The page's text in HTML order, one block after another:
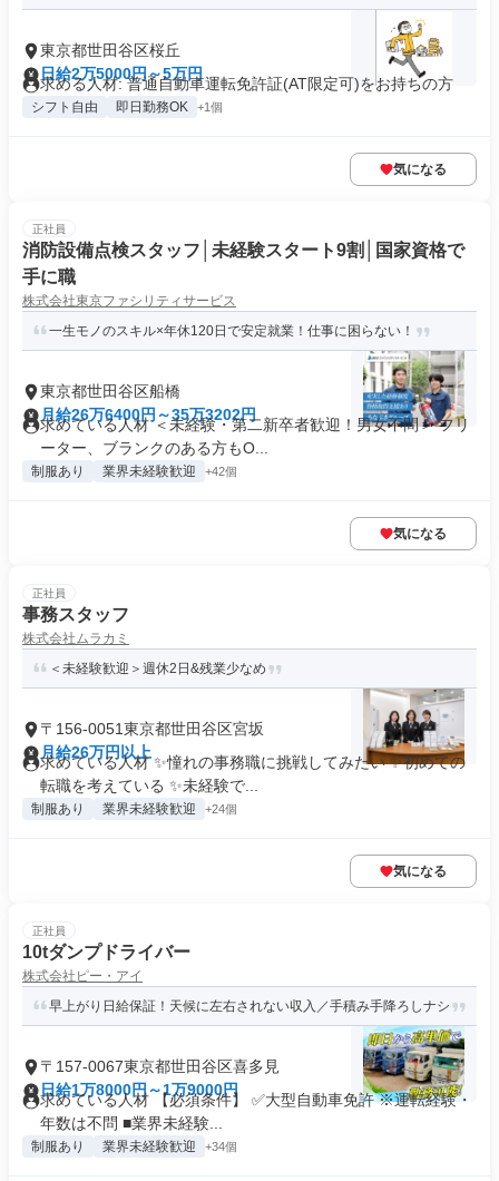
東京都世田谷区桜丘
日給2万5000円～5万円
求める人材: 普通自動車運転免許証(AT限定可)をお持ちの方
シフト自由 即日勤務OK +1個
気になる
正社員
消防設備点検スタッフ│未経験スタート9割│国家資格で
手に職
株式会社東京ファシリティサービス
一生モノのスキル×年休120日で安定就業！仕事に困らない！
東京都世田谷区船橋
月給26万6400円～35万3202円
求めている人材 ＜未経験・第二新卒者歓迎！男女不問＞ フリ
ーター、ブランクのある方もO...
制服あり 業界未経験歓迎 +42個
気になる
正社員
事務スタッフ
株式会社ムラカミ
＜未経験歓迎＞週休2日&残業少なめ
〒156-0051東京都世田谷区宮坂
月給26万円以上
求めている人材 ✨憧れの事務職に挑戦してみたい ✨初めての
転職を考えている ✨未経験で...
制服あり 業界未経験歓迎 +24個
気になる
正社員
10tダンプドライバー
株式会社ピー・アイ
早上がり日給保証！天候に左右されない収入／手積み手降ろしナシ
〒157-0067東京都世田谷区喜多見
日給1万8000円～1万9000円
求めている人材 【必須条件】 ✅大型自動車免許 ※運転経験・
年数は不問 ■業界未経験...
制服あり 業界未経験歓迎 +34個